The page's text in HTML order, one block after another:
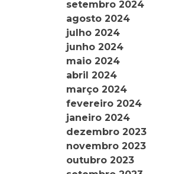
setembro 2024
agosto 2024
julho 2024
junho 2024
maio 2024
abril 2024
março 2024
fevereiro 2024
janeiro 2024
dezembro 2023
novembro 2023
outubro 2023